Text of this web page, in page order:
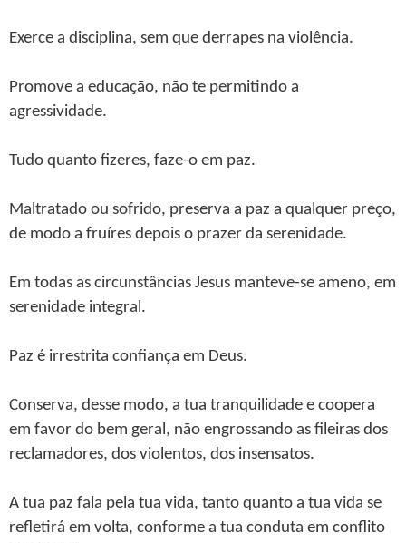
Exerce a disciplina, sem que derrapes na violência.
Promove a educação, não te permitindo a
agressividade.
Tudo quanto fizeres, faze-o em paz.
Maltratado ou sofrido, preserva a paz a qualquer preço,
de modo a fruíres depois o prazer da serenidade.
Em todas as circunstâncias Jesus manteve-se ameno, em
serenidade integral.
Paz é irrestrita confiança em Deus.
Conserva, desse modo, a tua tranquilidade e coopera
em favor do bem geral, não engrossando as fileiras dos
reclamadores, dos violentos, dos insensatos.
A tua paz fala pela tua vida, tanto quanto a tua vida se
refletirá em volta, conforme a tua conduta em conflito